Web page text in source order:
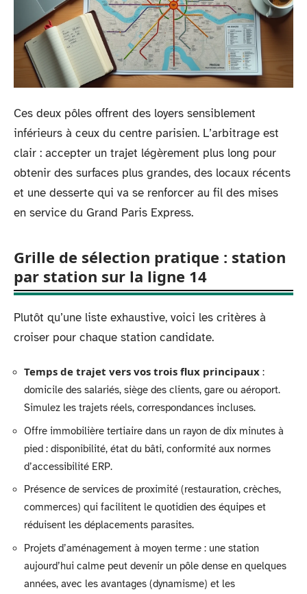
Ces deux pôles offrent des loyers sensiblement
inférieurs à ceux du centre parisien. L’arbitrage est
clair : accepter un trajet légèrement plus long pour
obtenir des surfaces plus grandes, des locaux récents
et une desserte qui va se renforcer au fil des mises
en service du Grand Paris Express.
Grille de sélection pratique : station
par station sur la ligne 14
Plutôt qu’une liste exhaustive, voici les critères à
croiser pour chaque station candidate.
Temps de trajet vers vos trois flux principaux :
domicile des salariés, siège des clients, gare ou aéroport.
Simulez les trajets réels, correspondances incluses.
Offre immobilière tertiaire dans un rayon de dix minutes à
pied : disponibilité, état du bâti, conformité aux normes
d’accessibilité ERP.
Présence de services de proximité (restauration, crèches,
commerces) qui facilitent le quotidien des équipes et
réduisent les déplacements parasites.
Projets d’aménagement à moyen terme : une station
aujourd’hui calme peut devenir un pôle dense en quelques
années, avec les avantages (dynamisme) et les